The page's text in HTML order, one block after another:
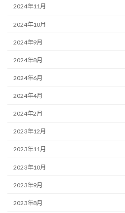
2024年11月
2024年10月
2024年9月
2024年8月
2024年6月
2024年4月
2024年2月
2023年12月
2023年11月
2023年10月
2023年9月
2023年8月